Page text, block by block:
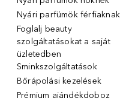
Nyári parfümök férfiaknak
Foglalj beauty
szolgáltatásokat a saját
üzletedben
Sminkszolgáltatások
Bőrápolási kezelések
Prémium ajándékdoboz